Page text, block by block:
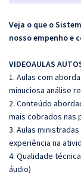
Veja o que o
nosso empenho e
VIDEOAULAS
1. Aulas com
minuciosa análise
2. Conteúdo
mais cobrados nas
3. Aulas
experiência na
4. Qualidade
áudio)